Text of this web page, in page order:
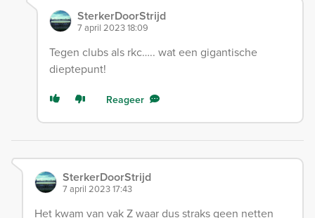
SterkerDoorStrijd
7 april 2023 18:09
Tegen clubs als rkc….. wat een gigantische
dieptepunt!
Reageer
SterkerDoorStrijd
7 april 2023 17:43
Het kwam van vak Z waar dus straks geen netten